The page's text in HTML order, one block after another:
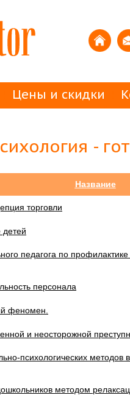
Цены и скидки
-
Название
торговли
детей
педагога по
персонала
феномен.
и неосторожной
психологических методов
методом